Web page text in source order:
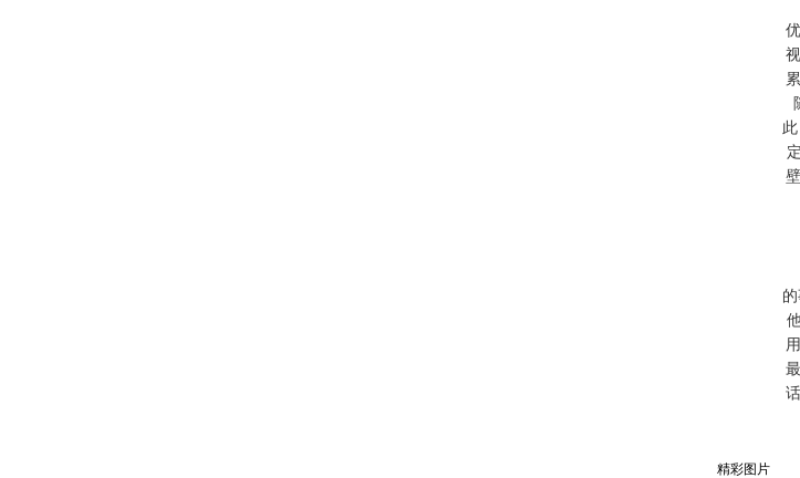
精彩图片